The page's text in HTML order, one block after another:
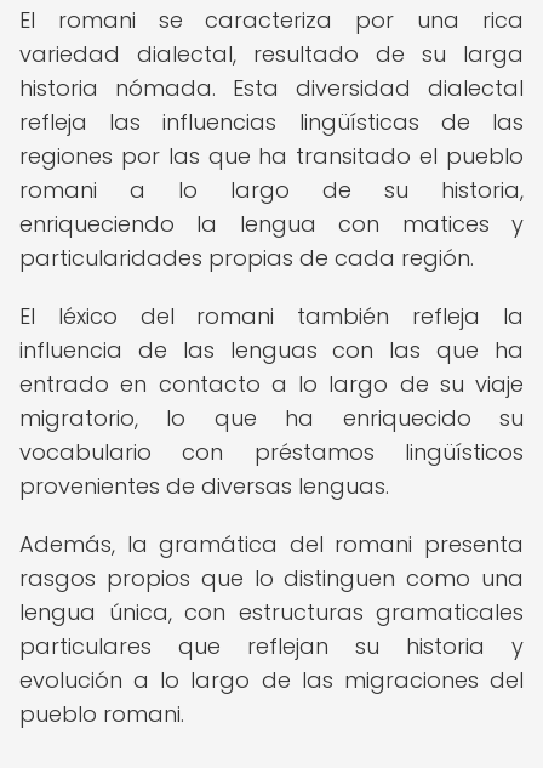
El romani se caracteriza por una rica
variedad dialectal, resultado de su larga
historia nómada. Esta diversidad dialectal
refleja las influencias lingüísticas de las
regiones por las que ha transitado el pueblo
romani a lo largo de su historia,
enriqueciendo la lengua con matices y
particularidades propias de cada región.
El léxico del romani también refleja la
influencia de las lenguas con las que ha
entrado en contacto a lo largo de su viaje
migratorio, lo que ha enriquecido su
vocabulario con préstamos lingüísticos
provenientes de diversas lenguas.
Además, la gramática del romani presenta
rasgos propios que lo distinguen como una
lengua única, con estructuras gramaticales
particulares que reflejan su historia y
evolución a lo largo de las migraciones del
pueblo romani.